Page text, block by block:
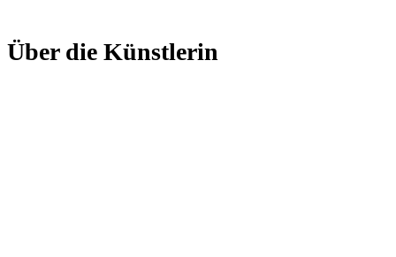
Über die Künstlerin